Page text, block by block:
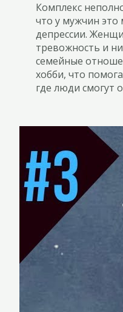
Комплекс
что у мужчин это
депрессии.
тревожность и
семейные
хобби, что
где люди смогут